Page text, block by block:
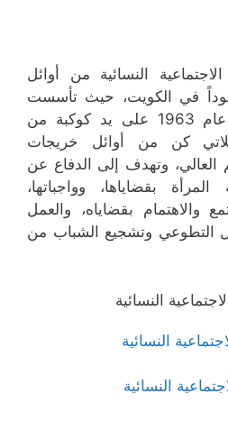
الاجتماعية النسائية من أوائل
في الكويت، حيث تأسست
في الثالث من فبراير عام 1963 على يد كوكبة من
كن من أوائل خريجات
العالي، وتهدف إلى الدفاع عن
بقضاياها، وواجباتها،
والاهتمام بقضاياه، والعمل
التطوعي وتشجيع الشباب من
النسائية
النسائية
النسائية